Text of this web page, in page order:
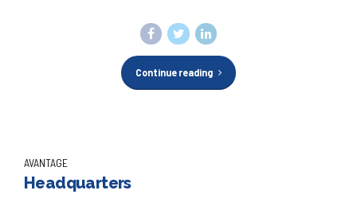
Continue reading
AVANTAGE
Headquarters